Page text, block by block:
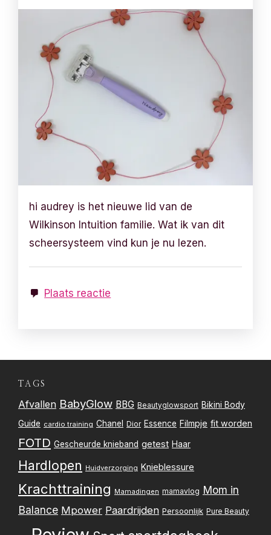
hi audrey is het nieuwe lid van de
Wilkinson Intuition familie. Wat ik van dit
scheersysteem vind kun je nu lezen.
Plaats reactie
TAGS
Afvallen BabyGlow BBG Beautyglowsport Bikini Body
Guide cardio training Chanel Dior Essence Filmpje fit worden
FOTD Gescheurde knieband getest Haar
Hardlopen Huidverzorging Knieblessure
Krachttraining Mamadingen mamavlog Mom in
Balance Mpower Paardrijden Persoonlijk Pure Beauty